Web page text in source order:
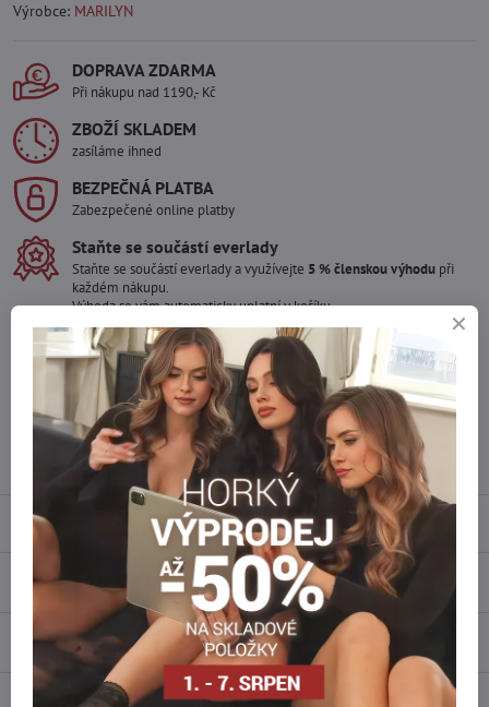
Výrobce: MARILYN
DOPRAVA ZDARMA
Při nákupu nad 1190,- Kč
ZBOŽÍ SKLADEM
zasíláme ihned
BEZPEČNÁ PLATBA
Zabezpečené online platby
Staňte se součástí everlady
Staňte se součástí everlady a využívejte 5 % členskou výhodu při
každém nákupu.
Výhoda se vám automaticky uplatní v košíku.
Máte zájem o více kusů ?
Kontaktujte nás na mail, zboží pro Vás doskladníme!
info​@everlady​.eu
Popis
Recenze 0
Diskuse 0